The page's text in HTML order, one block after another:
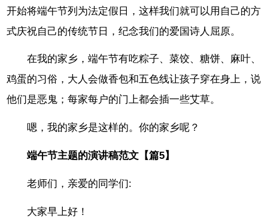
开始将端午节列为法定假日，这样我们就可以用自己的方
式庆祝自己的传统节日，纪念我们的爱国诗人屈原。
在我的家乡，端午节有吃粽子、菜饺、糖饼、麻叶、
鸡蛋的习俗，大人会做香包和五色线让孩子穿在身上，说
他们是恶鬼；每家每户的门上都会插一些艾草。
嗯，我的家乡是这样的。你的家乡呢？
端午节主题的演讲稿范文【篇5】
老师们，亲爱的同学们:
大家早上好！